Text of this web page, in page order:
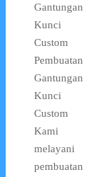
Gantungan
Kunci
Custom
Pembuatan
Gantungan
Kunci
Custom
Kami
melayani
pembuatan